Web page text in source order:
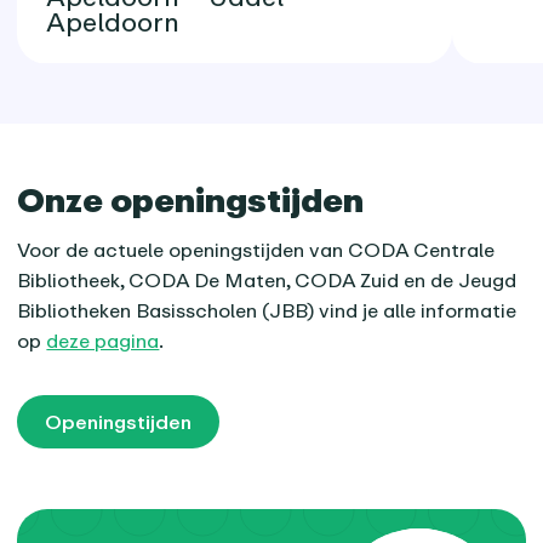
Apeldoorn
Onze openingstijden
Voor de actuele openingstijden van CODA Centrale
Bibliotheek, CODA De Maten, CODA Zuid en de Jeugd
Bibliotheken Basisscholen (JBB) vind je alle informatie
op deze pagina.
Openingstijden